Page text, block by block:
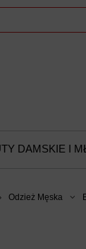
DAMSKIE I
Odzież Męska